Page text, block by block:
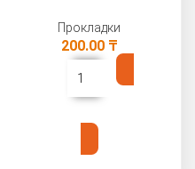
Прокладки
200.00 ₸